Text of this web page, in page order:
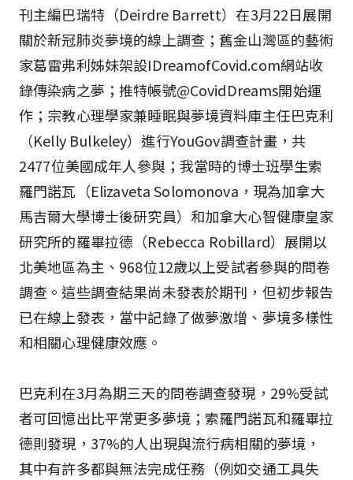
刊主編巴瑞特（Deirdre Barrett）在3月22日展開
關於新冠肺炎夢境的線上調查；舊金山灣區的藝術
家葛雷弗利姊妹架設IDreamofCovid.com網站收
錄傳染病之夢；推特帳號@CovidDreams開始運
作；宗教心理學家兼睡眠與夢境資料庫主任巴克利
（Kelly Bulkeley）進行YouGov調查計畫，共
2477位美國成年人參與；我當時的博士班學生索
羅門諾瓦（Elizaveta Solomonova，現為加拿大
馬吉爾大學博士後研究員）和加拿大心智健康皇家
研究所的羅畢拉德（Rebecca Robillard）展開以
北美地區為主、968位12歲以上受試者參與的問卷
調查。這些調查結果尚未發表於期刊，但初步報告
已在線上發表，當中記錄了做夢激增、夢境多樣性
和相關心理健康效應。
巴克利在3月為期三天的問卷調查發現，29%受試
者可回憶出比平常更多夢境；索羅門諾瓦和羅畢拉
德則發現，37%的人出現與流行病相關的夢境，
其中有許多都與無法完成任務（例如交通工具失